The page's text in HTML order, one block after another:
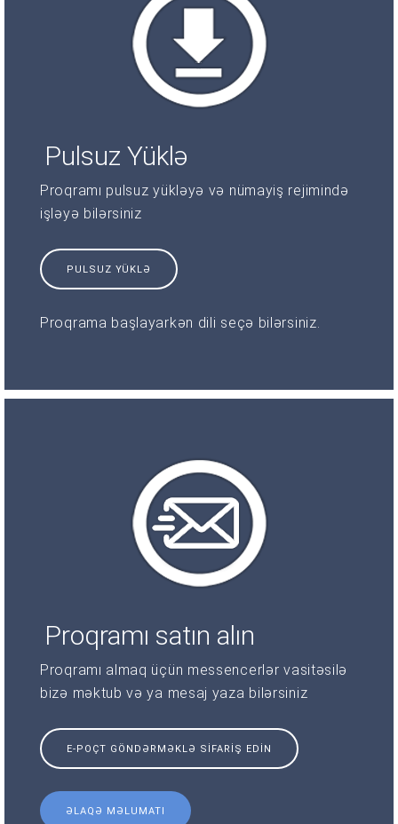
Pulsuz Yüklə
Proqramı pulsuz yükləyə və nümayiş rejimində
işləyə bilərsiniz
PULSUZ YÜKLƏ
Proqrama başlayarkən dili seçə bilərsiniz.
Proqramı satın alın
Proqramı almaq üçün messencerlər vasitəsilə
bizə məktub və ya mesaj yaza bilərsiniz
E-POÇT GÖNDƏRMƏKLƏ SIFARIŞ EDIN
ƏLAQƏ MƏLUMATI